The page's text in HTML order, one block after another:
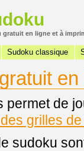
gratuit en ligne et à
Sudoku classique
permet de
grilles
sudoku